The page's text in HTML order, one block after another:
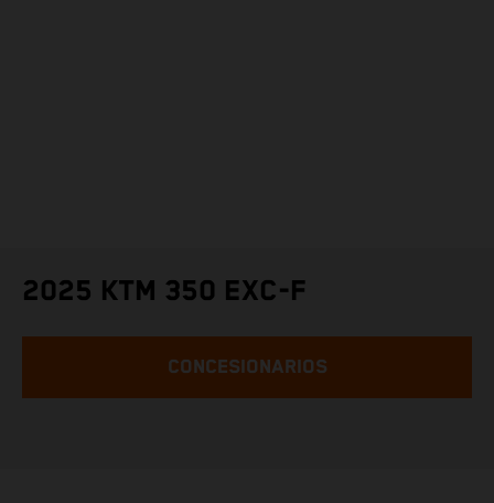
2025 KTM 350 EXC-F
CONCESIONARIOS